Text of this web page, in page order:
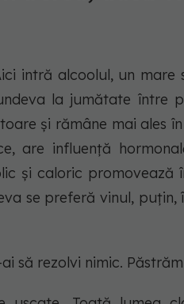
intră alcoolul, un
la jumătate între
și rămâne mai ales
are influență
și caloric promovează
se preferă vinul, puțin,
să rezolvi nimic.